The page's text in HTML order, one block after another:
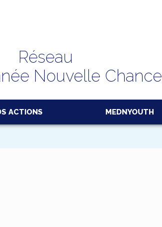
Réseau
Nouvelle Chance
ACTIONS MEDNYOUTH